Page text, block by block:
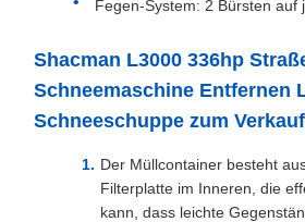
Fegen-System: 2 Bürsten auf
Shacman L3000 336hp
Schneemaschine Entfernen
Schneeschuppe zum Verkauf
Der Müllcontainer besteht
Filterplatte im Inneren, die
kann, dass leichte